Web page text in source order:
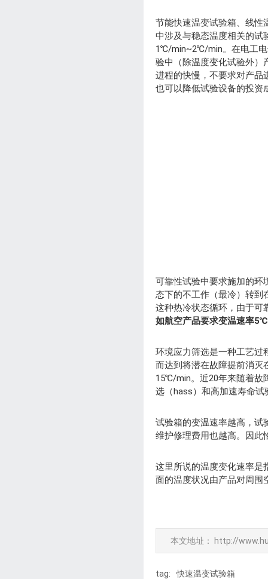
节能快速温变试验箱、线性
中涉及与稳态温度相关的
1℃/min~2℃/min。在电工电
验中（除温度变化试验外）
进程的快慢，不要求对产品
也可以降低试验设备的投资
可靠性试验中要求施加的环
态下的不工作（最冷）转到
这种热冷状态循环，由于可
如航空产品要求变温速率
环境应力筛选是一种工艺过
而达到将潜在故障提前消
15℃/min。近20年来随着故
选（hass）和高加速寿命
试验箱的变温速率越高，试
维护修理费用也越高。因此
这里所说的温度变化速率是
面的温度状况由产品对周围
本文地址： http://
tag: 快速温变试验箱